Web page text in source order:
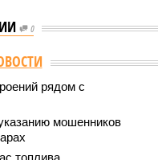
0
удостоверения мастеров
мастеров спорта по